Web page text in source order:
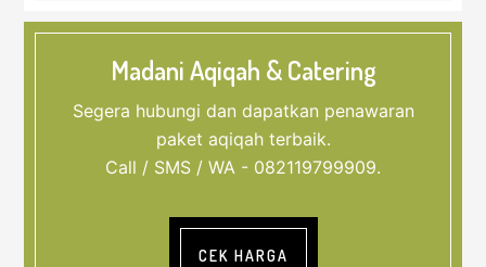
Madani Aqiqah & Catering
Segera hubungi dan dapatkan penawaran
paket aqiqah terbaik.
Call / SMS / WA - 082119799909.
CEK HARGA